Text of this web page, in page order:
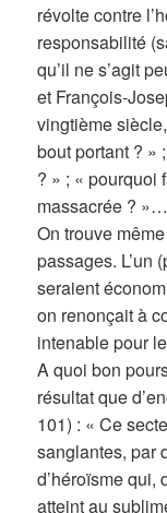
révolte contre
responsabilité
qu’il ne s’agit
et François-
vingtième
bout portant ? »
? » ; « pourquoi
massacrée ? »…
On trouve
passages. L’un
seraient
on renonçait à
intenable pour
A quoi bon
résultat que
101) : « Ce
sanglantes, par
d’héroïsme qui,
atteint au